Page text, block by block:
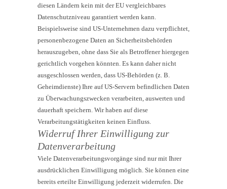
diesen Ländern kein mit der EU vergleichbares
Datenschutzniveau garantiert werden kann.
Beispielsweise sind US-Unternehmen dazu verpflichtet,
personenbezogene Daten an Sicherheitsbehörden
herauszugeben, ohne dass Sie als Betroffener hiergegen
gerichtlich vorgehen könnten. Es kann daher nicht
ausgeschlossen werden, dass US-Behörden (z. B.
Geheimdienste) Ihre auf US-Servern befindlichen Daten
zu Überwachungszwecken verarbeiten, auswerten und
dauerhaft speichern. Wir haben auf diese
Verarbeitungstätigkeiten keinen Einfluss.
Widerruf Ihrer Einwilligung zur
Datenverarbeitung
Viele Datenverarbeitungsvorgänge sind nur mit Ihrer
ausdrücklichen Einwilligung möglich. Sie können eine
bereits erteilte Einwilligung jederzeit widerrufen. Die